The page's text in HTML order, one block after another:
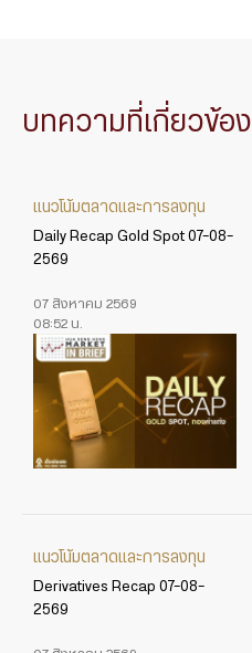
บทความที่เกี่ยวข้อง
แนวโน้มตลาดและการลงทุน
Daily Recap Gold Spot 07-08-
2569
07 สิงหาคม 2569
08:52 น.
แนวโน้มตลาดและการลงทุน
Derivatives Recap 07-08-
2569